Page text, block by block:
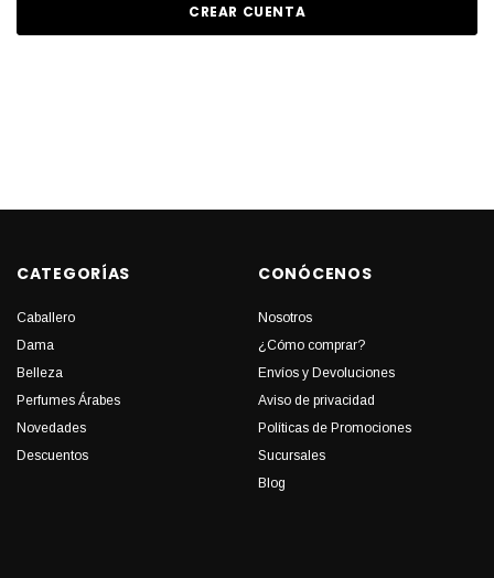
CREAR CUENTA
CATEGORÍAS
Caballero
Dama
Belleza
Perfumes Árabes
Novedades
Descuentos
CONÓCENOS
Nosotros
¿Cómo comprar?
Envíos y Devoluciones
Aviso de privacidad
Políticas de Promociones
Sucursales
Blog